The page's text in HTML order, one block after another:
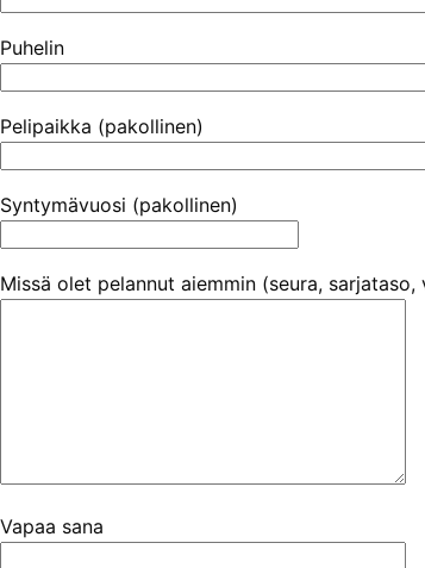
Puhelin
Pelipaikka (pakollinen)
Syntymävuosi (pakollinen)
Missä olet pelannut aiemmin (seura,
Vapaa sana